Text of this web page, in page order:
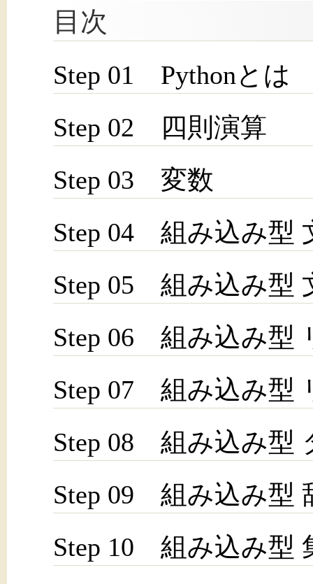
目次
Step 01 Pythonとは
Step 02 四則演算
Step 03 変数
Step 04 組み込み型
Step 05 組み込み型
Step 06 組み込み型
Step 07 組み込み型
Step 08 組み込み型
Step 09 組み込み型
Step 10 組み込み型